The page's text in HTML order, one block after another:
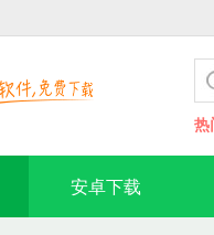
热
安卓下载